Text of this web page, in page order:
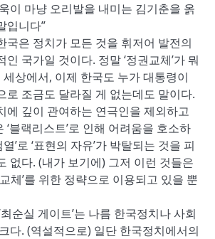
이 마냥 오리발을 내미는 김기춘을 옭
입니다”
국은 정치가 모든 것을 휘저어 발전의
국가일 것이다. 정말 ‘정권교체’가 뭐
상에서, 이제 한국도 누가 대통령이
로 조금도 달라질 게 없는데도 말이다.
에 깊이 관여하는 연극인을 제외하고
‘블랙리스트’로 인해 어려움을 호소하
’로 ‘표현의 자유’가 박탈되는 것을 피
없다. (내가 보기에) 그저 이런 것들은
교체’를 위한 정략으로 이용되고 있을 뿐
순실 게이트’는 나름 한국정치나 사회
다. (역설적으로) 일단 한국정치에서의